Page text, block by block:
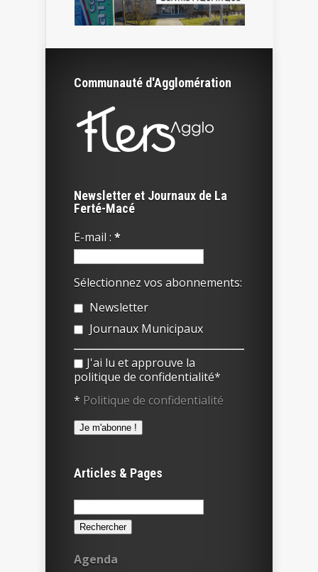
Communauté d'Agglomération
Newsletter et Journaux de La
Ferté-Macé
E-mail : *
Sélectionnez vos abonnements:
Newsletter
Journaux Municipaux
J'ai lu et approuve la
politique de confidentialité*
* Politique de confidentialité
Articles & Pages
Rechercher :
Agenda